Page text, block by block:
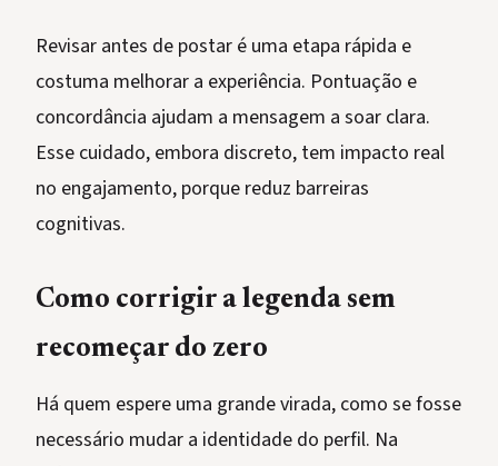
Revisar antes de postar é uma etapa rápida e
costuma melhorar a experiência. Pontuação e
concordância ajudam a mensagem a soar clara.
Esse cuidado, embora discreto, tem impacto real
no engajamento, porque reduz barreiras
cognitivas.
Como corrigir a legenda sem
recomeçar do zero
Há quem espere uma grande virada, como se fosse
necessário mudar a identidade do perfil. Na